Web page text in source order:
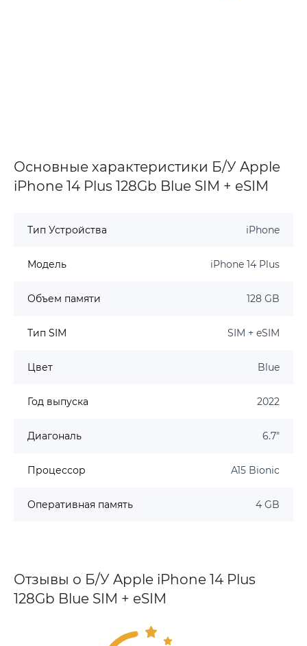
Основные характеристики Б/У Apple
iPhone 14 Plus 128Gb Blue SIM + eSIM
Тип Устройства iPhone
Модель iPhone 14 Plus
Объем памяти 128 GB
Тип SIM SIM + eSIM
Цвет Blue
Год выпуска 2022
Диагональ 6.7"
Процессор A15 Bionic
Оперативная память 4 GB
Отзывы о Б/У Apple iPhone 14 Plus
128Gb Blue SIM + eSIM